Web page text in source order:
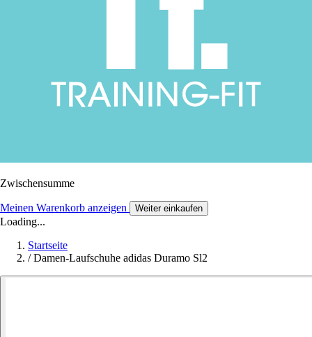
Zwischensumme
Meinen Warenkorb anzeigen Weiter einkaufen
Loading...
Startseite
/ Damen-Laufschuhe adidas Duramo Sl2